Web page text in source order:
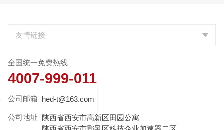
全国统一免费热线
4007-999-011
公司邮箱 hed-t@163.com
公司地址 陕西省西安市高新区田园公寓
陕西省西安市鄠邑区科技企业加速器二区